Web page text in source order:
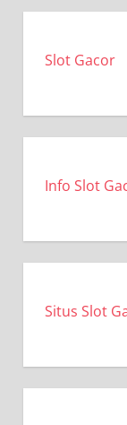
Slot Gacor
Info Slot
Situs Slot